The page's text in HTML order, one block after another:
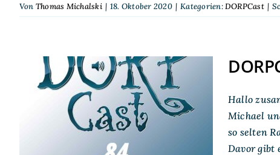
Von Thomas Michalski | 18. Oktober 2020 | Kategorien:DORPCast |
DORPCast 84: Warum
gibt es eigentlich nie
Spielertipps?
Hallo
Michael
so selten
Davor gibt